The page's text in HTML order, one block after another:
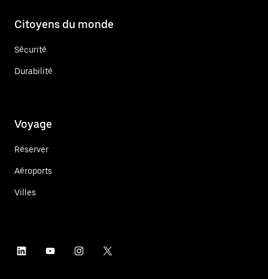
Citoyens du monde
Sécurité
Durabilité
Voyage
Réserver
Aéroports
Villes